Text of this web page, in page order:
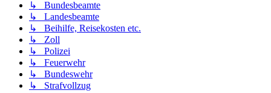
↳ Bundesbeamte
↳ Landesbeamte
↳ Beihilfe, Reisekosten etc.
↳ Zoll
↳ Polizei
↳ Feuerwehr
↳ Bundeswehr
↳ Strafvollzug